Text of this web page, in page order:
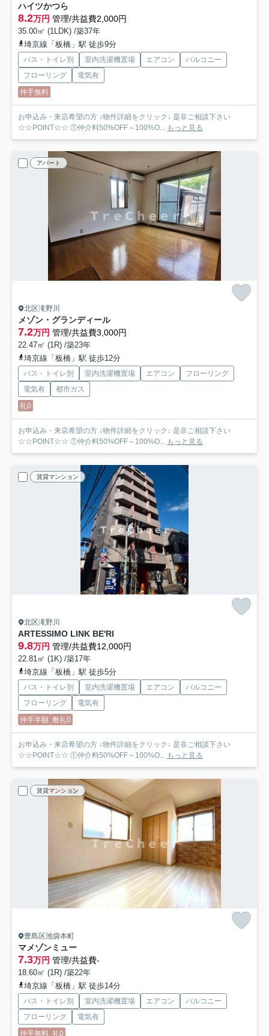
ハイツかつら
8.2万円 管理/共益費2,000円
35.00㎡ (1LDK) /築37年
埼京線「板橋」駅 徒歩9分
バス・トイレ別 室内洗濯機置場 エアコン
バルコニー
フローリング
電気有
仲手無料
お申込み・来店希望の方 ↓物件詳細をクリック↓ 是非ご相談下さい
☆☆POINT☆☆ ①仲介料50%OFF～100%O...
もっと見る
アパート
北区滝野川
メゾン・グランディール
7.2万円 管理/共益費3,000円
22.47㎡ (1R) /築23年
埼京線「板橋」駅 徒歩12分
バス・トイレ別 室内洗濯機置場 エアコン
フローリング
電気有
都市ガス
礼0
お申込み・来店希望の方 ↓物件詳細をクリック↓ 是非ご相談下さい
☆☆POINT☆☆ ①仲介料50%OFF～100%O...
もっと見る
賃貸マンション
北区滝野川
ARTESSIMO LINK BE'RI
9.8万円 管理/共益費12,000円
22.81㎡ (1K) /築17年
埼京線「板橋」駅 徒歩5分
バス・トイレ別 室内洗濯機置場 エアコン
バルコニー
フローリング
電気有
仲手半額 敷礼0
お申込み・来店希望の方 ↓物件詳細をクリック↓ 是非ご相談下さい
☆☆POINT☆☆ ①仲介料50%OFF～100%O...
もっと見る
賃貸マンション
豊島区池袋本町
マメゾンミュー
7.3万円 管理/共益費-
18.60㎡ (1R) /築22年
埼京線「板橋」駅 徒歩14分
バス・トイレ別 室内洗濯機置場 エアコン
バルコニー
フローリング
電気有
仲手無料 礼0